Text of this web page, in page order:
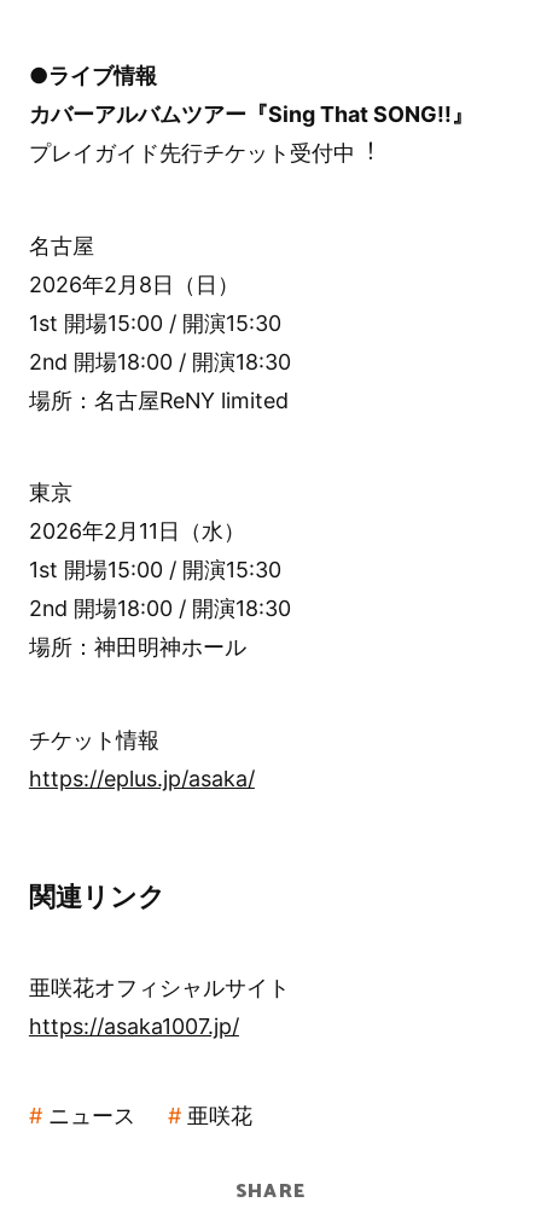
●ライブ情報
カバーアルバムツアー『Sing That SONG!!』
プレイガイド先行チケット受付中︕
名古屋
2026年2月8日（日）
1st 開場15:00 / 開演15:30
2nd 開場18:00 / 開演18:30
場所：名古屋ReNY limited
東京
2026年2月11日（水）
1st 開場15:00 / 開演15:30
2nd 開場18:00 / 開演18:30
場所：神田明神ホール
チケット情報
https://eplus.jp/asaka/
関連リンク
亜咲花オフィシャルサイト
https://asaka1007.jp/
ニュース 亜咲花
SHARE